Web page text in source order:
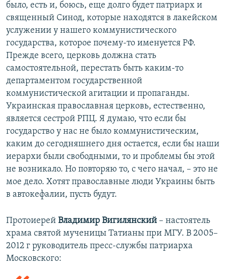
было, есть и, боюсь, еще долго будет патриарх и
священный Синод, которые находятся в лакейском
услужении у нашего коммунистического
государства, которое почему-то именуется РФ.
Прежде всего, церковь должна стать
самостоятельной, перестать быть каким-то
департаментом государственной
коммунистической агитации и пропаганды.
Украинская православная церковь, естественно,
является сестрой РПЦ. Я думаю, что если бы
государство у нас не было коммунистическим,
каким до сегодняшнего дня остается, если бы наши
иерархи были свободными, то и проблемы бы этой
не возникало. Но повторяю то, с чего начал, – это не
мое дело. Хотят православные люди Украины быть
в автокефалии, пусть будут.
Протоиерей Владимир Вигилянский – настоятель
храма святой мученицы Татианы при МГУ. В 2005–
2012 г руководитель пресс-службы патриарха
Московского: